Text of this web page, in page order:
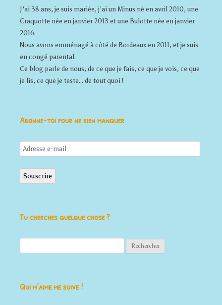
J'ai 38 ans, je suis mariée, j'ai un Minus né en avril 2010, une
Craquotte née en janvier 2013 et une Bulotte née en janvier
2016.
Nous avons emménagé à côté de Bordeaux en 2011, et je suis
en congé parental.
Ce blog parle de nous, de ce que je fais, ce que je vois, ce que
je lis, ce que je teste... de tout quoi !
Abonne-toi pour ne rien manquer
Adresse
e-
mail
Souscrire
Tu cherches quelque chose ?
Qui m’aime me suive !